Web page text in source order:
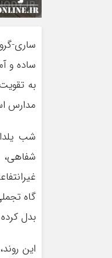
ساری-
ساده و
به
مدارس
شب
گاه
بدل
این